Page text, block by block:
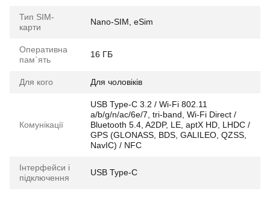
Тип SIM-
карти
Nano-SIM, eSim
Оперативна
пам`ять
16 ГБ
Для кого Для чоловіків
Комунікації
USB Type-C 3.2 / Wi-Fi 802.11
a/b/g/n/ac/6e/7, tri-band, Wi-Fi Direct /
Bluetooth 5.4, A2DP, LE, aptX HD, LHDC /
GPS (GLONASS, BDS, GALILEO, QZSS,
NavIC) / NFC
Інтерфейси і
підключення
USB Type-C